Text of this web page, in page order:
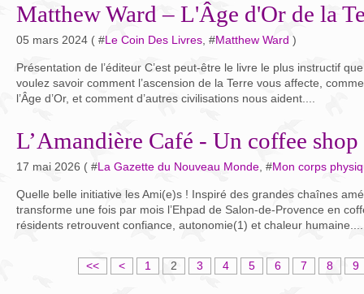
Matthew Ward – L'Âge d'Or de la
05 mars 2024 ( #Le Coin Des Livres , #Matthew Ward )
Présentation de l’éditeur C’est peut-être le livre le plus instructif
voulez savoir comment l’ascension de la Terre vous affecte,
l’Âge d’Or, et comment d’autres civilisations nous aident....
L’Amandière Café - Un coffee
17 mai 2026 ( #La Gazette du Nouveau Monde , #Mon corps
Quelle belle initiative les Ami(e)s ! Inspiré des grandes chaînes
transforme une fois par mois l’Ehpad de Salon-de-Provence en
résidents retrouvent confiance, autonomie(1) et chaleur humaine....
<< < 1 2 3 4 5 6 7 8 9